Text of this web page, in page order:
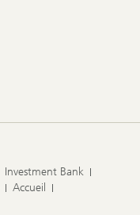
Investment Bank
Accueil